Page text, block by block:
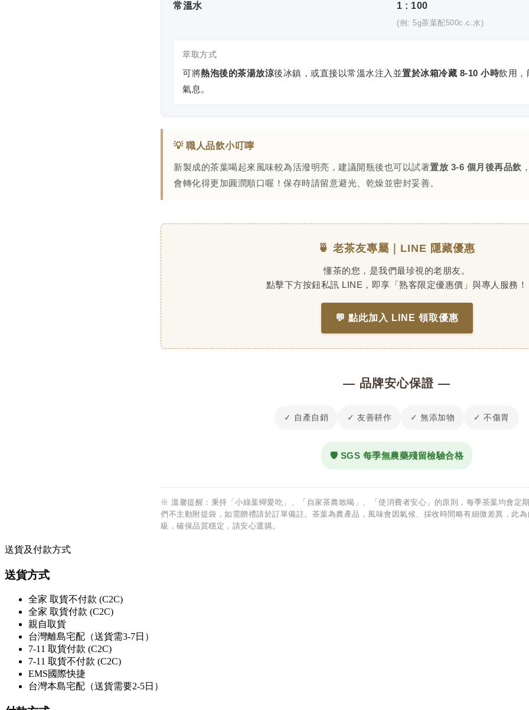
常溫水
1 : 100
(例: 5g茶葉配500c.c.水)
萃取方式
可將熱泡後的茶湯放涼後冰鎮，或直接以常溫水注入並置於冰箱冷藏 8-10 小時飲用，
氣息。
💡 職人品飲小叮嚀
新製成的茶葉喝起來風味較為活潑明亮，建議開瓶後也可以試著置放 3-6 個月後再品飲
會轉化得更加圓潤順口喔！保存時請留意避光、乾燥並密封妥善。
🍵 老茶友專屬｜LINE 隱藏優惠
懂茶的您，是我們最珍視的老朋友。
點擊下方按鈕私訊 LINE，即享「熟客限定優惠價」與專人服務！
💬 點此加入 LINE 領取優惠
— 品牌安心保證 —
✓ 自產自銷 ✓ 友善耕作 ✓ 無添加物 ✓ 不傷胃
🛡️ SGS 每季無農藥殘留檢驗合格
※ 溫馨提醒：秉持「小綠葉蟬愛吃」、「自家茶農敢喝」、「使消費者安心」的原則，每季茶葉均會定
們不主動附提袋，如需贈禮請於訂單備註。茶葉為農產品，風味會因氣候、採收時間略有細微差異，此
級，確保品質穩定，請安心選購。
送貨及付款方式
送貨方式
全家 取貨不付款 (C2C)
全家 取貨付款 (C2C)
親自取貨
台灣離島宅配（送貨需3-7日）
7-11 取貨付款 (C2C)
7-11 取貨不付款 (C2C)
EMS國際快捷
台灣本島宅配（送貨需要2-5日）